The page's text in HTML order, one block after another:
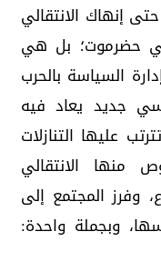
إنهاك الانتقالي
حضرموت؛ بل هي
السياسة بالحرب
جديد يعاد فيه
عليها التنازلات
منها الانتقالي
وفرز المجتمع إلى
وبجملة واحدة: